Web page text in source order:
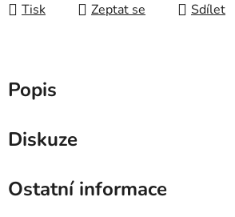
Tisk Zeptat se Sdílet
Popis
Diskuze
Ostatní informace